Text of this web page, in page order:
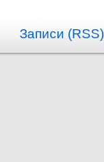
Записи (RSS)